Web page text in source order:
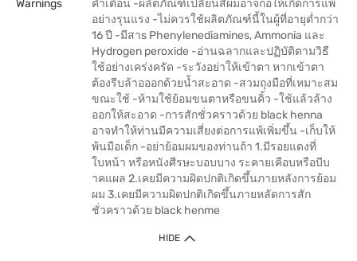
Warnings
คำเตือน -ผลิตภัณฑ์เปลี่ยนสีผมอาจก่อให้เกิดการแพ้
อย่างรุนแรง -ไม่ควรใช้ผลิตภัณฑ์นี้ในผู้ที่อายุต่ำกว่า
16 ปี -มีสาs Phenylenediamines, Ammonia และ
Hydrogen peroxide -อ่านฉลากและปฏิบัติตามวิธี
ใช้อย่างเคร่งครัด -ระวังอย่าให้เข้าตา หากเข้าตา
ต้องรีบล้าอออกด้วยน้ำสะอาด -สวมถุงมือที่เหมาะสม
ขณะใช้ -ห้ามใช้ย้อมขนตาหรือขนคิ้ว -ใช้แล้วล้าง
ออกให้สะอาด -การสักชั่วคราวด้วย black henna
อาจทำให้ท่านมีความเสี่ยงต่อการแพ้เพิ่มขึ้น -เก็บให้
พ้นมือเด็ก -อย่าย้อมผมของท่านถ้า 1.มีรอยแดงที่
ใบหน้า หรือหนังศีรษะบอบบาง ระคายเคือบหรือบีบ
าคแผล 2.เคยมีความผิดปกติเกิดขึ้นภายหลังการย้อม
ผม 3.เคยมีความผิดปกติเกิดขึ้นภายหลัดการสัก
ชั่วคราวด้วย black henme
HIDE